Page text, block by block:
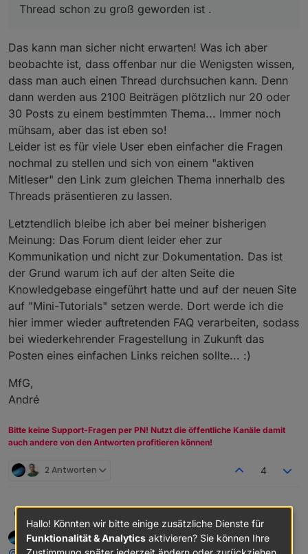
Thread schon zu groß geworden ist .
Das kann man sicher nicht erwarten! Was ich aber
beobachte ist, dass offenbar nur die Wenigsten wissen,
dass man auch einen Thread durchsuchen kann. Denn
dann werden aus 2100 Beiträgen plötzlich nur 20 oder
30 Posts zu einem bestimmten Thema... Immer noch
mühsam, aber das ist eben so!
Leider ist es für viele User eben einfacher die Fragen
nochmal zu stellen und sich von einem "aktiven
Mitleser" den Link zum gleichen Thema innerhalb des
Threads präsentieren zu lassen.
Letztendlich bleibe ich aber bei meiner bisherigen
Meinung: Das Forum dient leider eher zur
Kommunikation und nicht zur Dokumentation. Das ist
der Grund warum ich auf der alten Seite die
Knowledgebase eingeführt hatte und auf der neuen Site
auf "Mini-Tutorials" setzen werde. Dort werde ich die
hier immer wieder auftretenden FAQ verarbeiten, sodass
bei wiederkehrender Fragestellung in Zukunft das
Posten eines einfachen Links reichen sollte... :)
MfG,
André
Bitte keine Support-Fragen per PN! Nutzt die öffentliche Kanäle damit
auch andere von den Antworten profitieren können!
2 Antworten 4
SORRY für meine temporäre Abwesenheit und die
Offline
Glasfaserschrieb am11. Okt. 2020, 20:17
zuletzt editiert von Glasfaser10. Nov. 2020, 22:19
Hallo! Könnten wir bitte einige zusätzliche Dienste für
Funktionalität & Analytics aktivieren? Sie können Ihre